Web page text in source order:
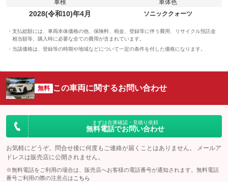
車検
2028(令和10)年4月
車体色
ソニッククォーツ
支払総額には、車両本体価格の他、保険料、税金、登録等に伴う費用、リサイクル預託金
相当額等、購入時に必要な全ての費用が含まれています。
当該価格は、登録等の時期や地域などについて一定の条件を付した価格になります。
無料 この車両に関するお問い合わせ
まずは在庫確認・見積り依頼
無料電話でお問い合わせ
お気軽にどうぞ。問合せ後に何度もご連絡が届くことはありません。 メールア
ドレスは販売店に公開されません。
※無料電話をご利用の場合は、販売店へお客様の電話番号が通知されます。無料電話
番号ご利用の際の注意点は こちら